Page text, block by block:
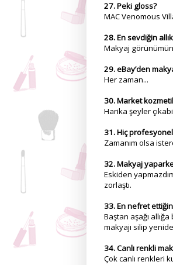
27. Peki gloss?
MAC Venomous
28. En sevdiğin
Makyaj
29. eBay’den
Her zaman...
30. Market
Harika şeyler
31. Hiç
Zamanım olsa
32. Makyaj
Eskiden
zorlaştı.
33. En nefret
Baştan aşağı
makyajı silip
34. Canlı renkli
Çok canlı renkleri